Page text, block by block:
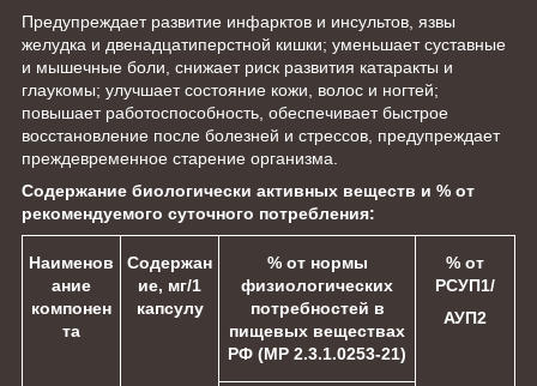
Предупреждает развитие инфарктов и инсультов, язвы
желудка и двенадцатиперстной кишки; уменьшает суставные
и мышечные боли, снижает риск развития катаракты и
глаукомы; улучшает состояние кожи, волос и ногтей;
повышает работоспособность, обеспечивает быстрое
восстановление после болезней и стрессов, предупреждает
преждевременное старение организма.
Содержание биологически активных веществ и % от
рекомендуемого суточного потребления:
Наименов
ание
компонен
та
Содержан
ие, мг/1
капсулу
% от нормы
физиологических
потребностей в
пищевых веществах
РФ (МР 2.3.1.0253-21)
% от
РСУП1/
АУП2